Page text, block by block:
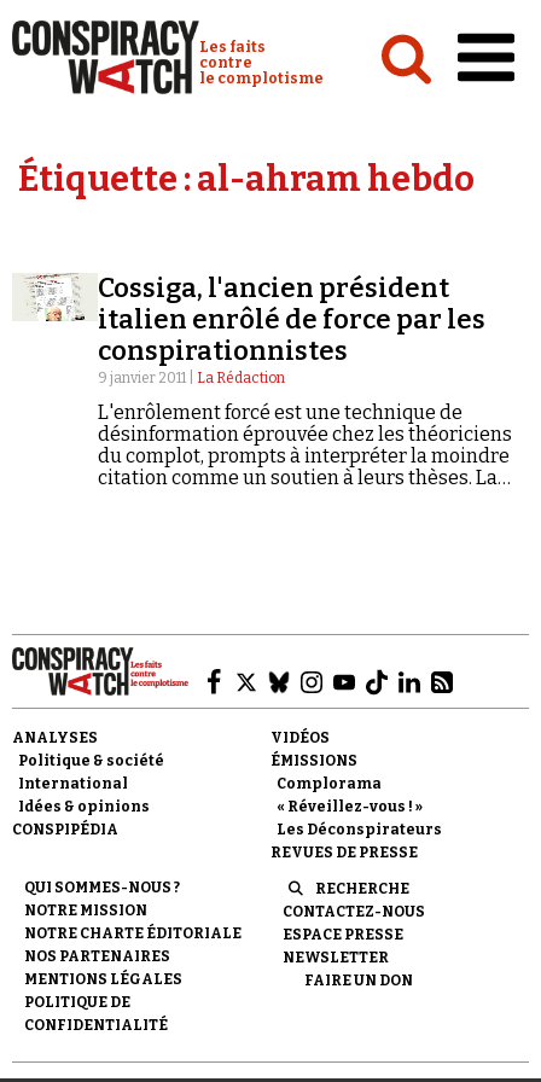
Conspiracy Watch :
Les faits
contre
le complotisme
Analyses
Vidéos
Émissions
Revues de presse
Faire un don
Demander à Vera
Étiquette :al-ahram hebdo
Cossiga, l'ancien président
italien enrôlé de force par les
conspirationnistes
9 janvier 2011 | La Rédaction
L'enrôlement forcé est une technique de
désinformation éprouvée chez les théoriciens
du complot, prompts à interpréter la moindre
citation comme un soutien à leurs thèses. La
ANALYSES
Politique & société
International
Idées & opinions
CONSPIPÉDIA
VIDÉOS
ÉMISSIONS
Complorama
« Réveillez-vous ! »
Les Déconspirateurs
REVUES DE PRESSE
QUI SOMMES-NOUS ?
NOTRE MISSION
NOTRE CHARTE ÉDITORIALE
NOS PARTENAIRES
MENTIONS LÉGALES
POLITIQUE DE
CONFIDENTIALITÉ
RECHERCHE
CONTACTEZ-NOUS
ESPACE PRESSE
NEWSLETTER
FAIRE UN DON